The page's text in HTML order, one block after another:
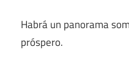
Habrá un panorama
próspero.